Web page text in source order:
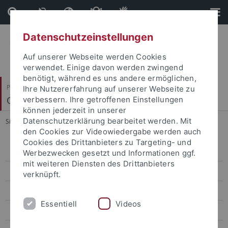
Direkt
zum
Inhalt
Direkt
zur
Fußleiste
Philosophische Fakultät
Osteuropäische Geschichte und Landeskunde
Sie sind hier: Startseite ... Instagram-Disclaimer
Instagram-Disclaimer
Instagram-Netiquette
Instagram-Datenschutzerklärung
Datenschutzeinstellungen
Auf unserer Webseite werden Cookies
verwendet. Einige davon werden zwingend
benötigt, während es uns andere ermöglichen,
Ihre Nutzererfahrung auf unserer Webseite zu
verbessern. Ihre getroffenen Einstellungen
können jederzeit in unserer
Datenschutzerklärung bearbeitet werden. Mit
den Cookies zur Videowiedergabe werden auch
Cookies des Drittanbieters zu Targeting- und
Werbezwecken gesetzt und Informationen ggf.
mit weiteren Diensten des Drittanbieters
verknüpft.
Essentiell Videos